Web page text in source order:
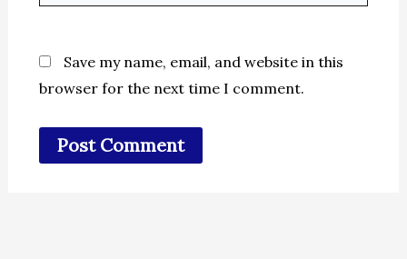
Save my name, email, and website in this
browser for the next time I comment.